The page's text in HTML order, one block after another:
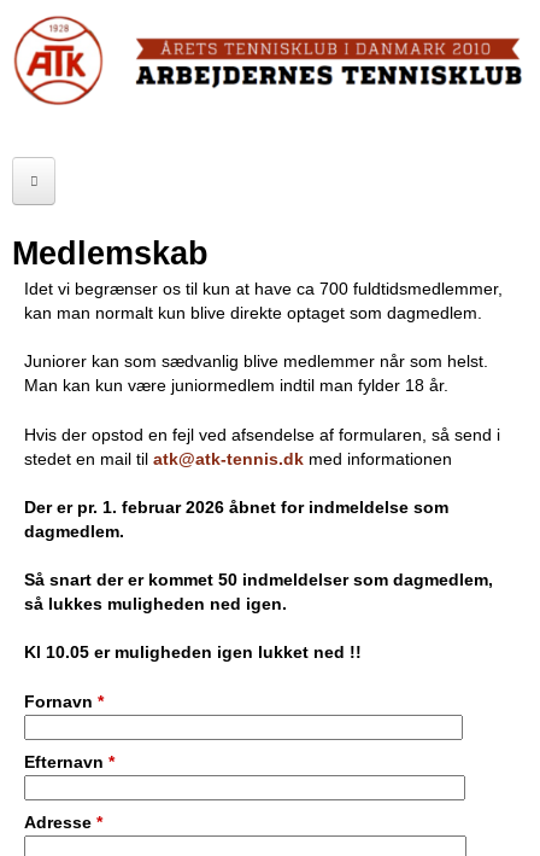
to
main
b
e
d
e
n
e
e
n
n
FORSIDE
JUNIOR
MOTIONISTER
TURNERINGER
MAKKERBØRS
PADEL I ATK
Medlemskab
Idet vi begrænser os til kun at have ca 700 fuldtidsmedlemmer,
kan man normalt kun blive direkte optaget som dagmedlem.
Juniorer kan som sædvanlig blive medlemmer når som helst.
Man kan kun være juniormedlem indtil man fylder 18 år.
Hvis der opstod en fejl ved afsendelse af formularen, så send i
stedet en mail til atk@atk-tennis.dk med informationen
Der er pr. 1. februar 2026 åbnet for indmeldelse som
dagmedlem.
Så snart der er kommet 50 indmeldelser som dagmedlem,
så lukkes muligheden ned igen.
Kl 10.05 er muligheden igen lukket ned !!
Fornavn *
Efternavn *
Adresse *